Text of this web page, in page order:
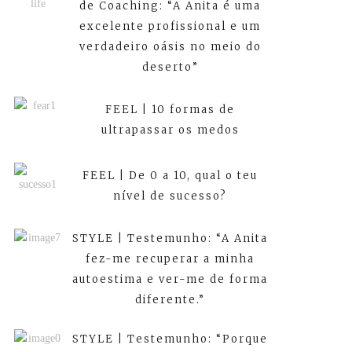
de Coaching: “A Anita é uma
excelente profissional e um
verdadeiro oásis no meio do
deserto”
FEEL | 10 formas de
ultrapassar os medos
FEEL | De 0 a 10, qual o teu
nível de sucesso?
STYLE | Testemunho: “A Anita
fez-me recuperar a minha
autoestima e ver-me de forma
diferente.”
STYLE | Testemunho: “Porque